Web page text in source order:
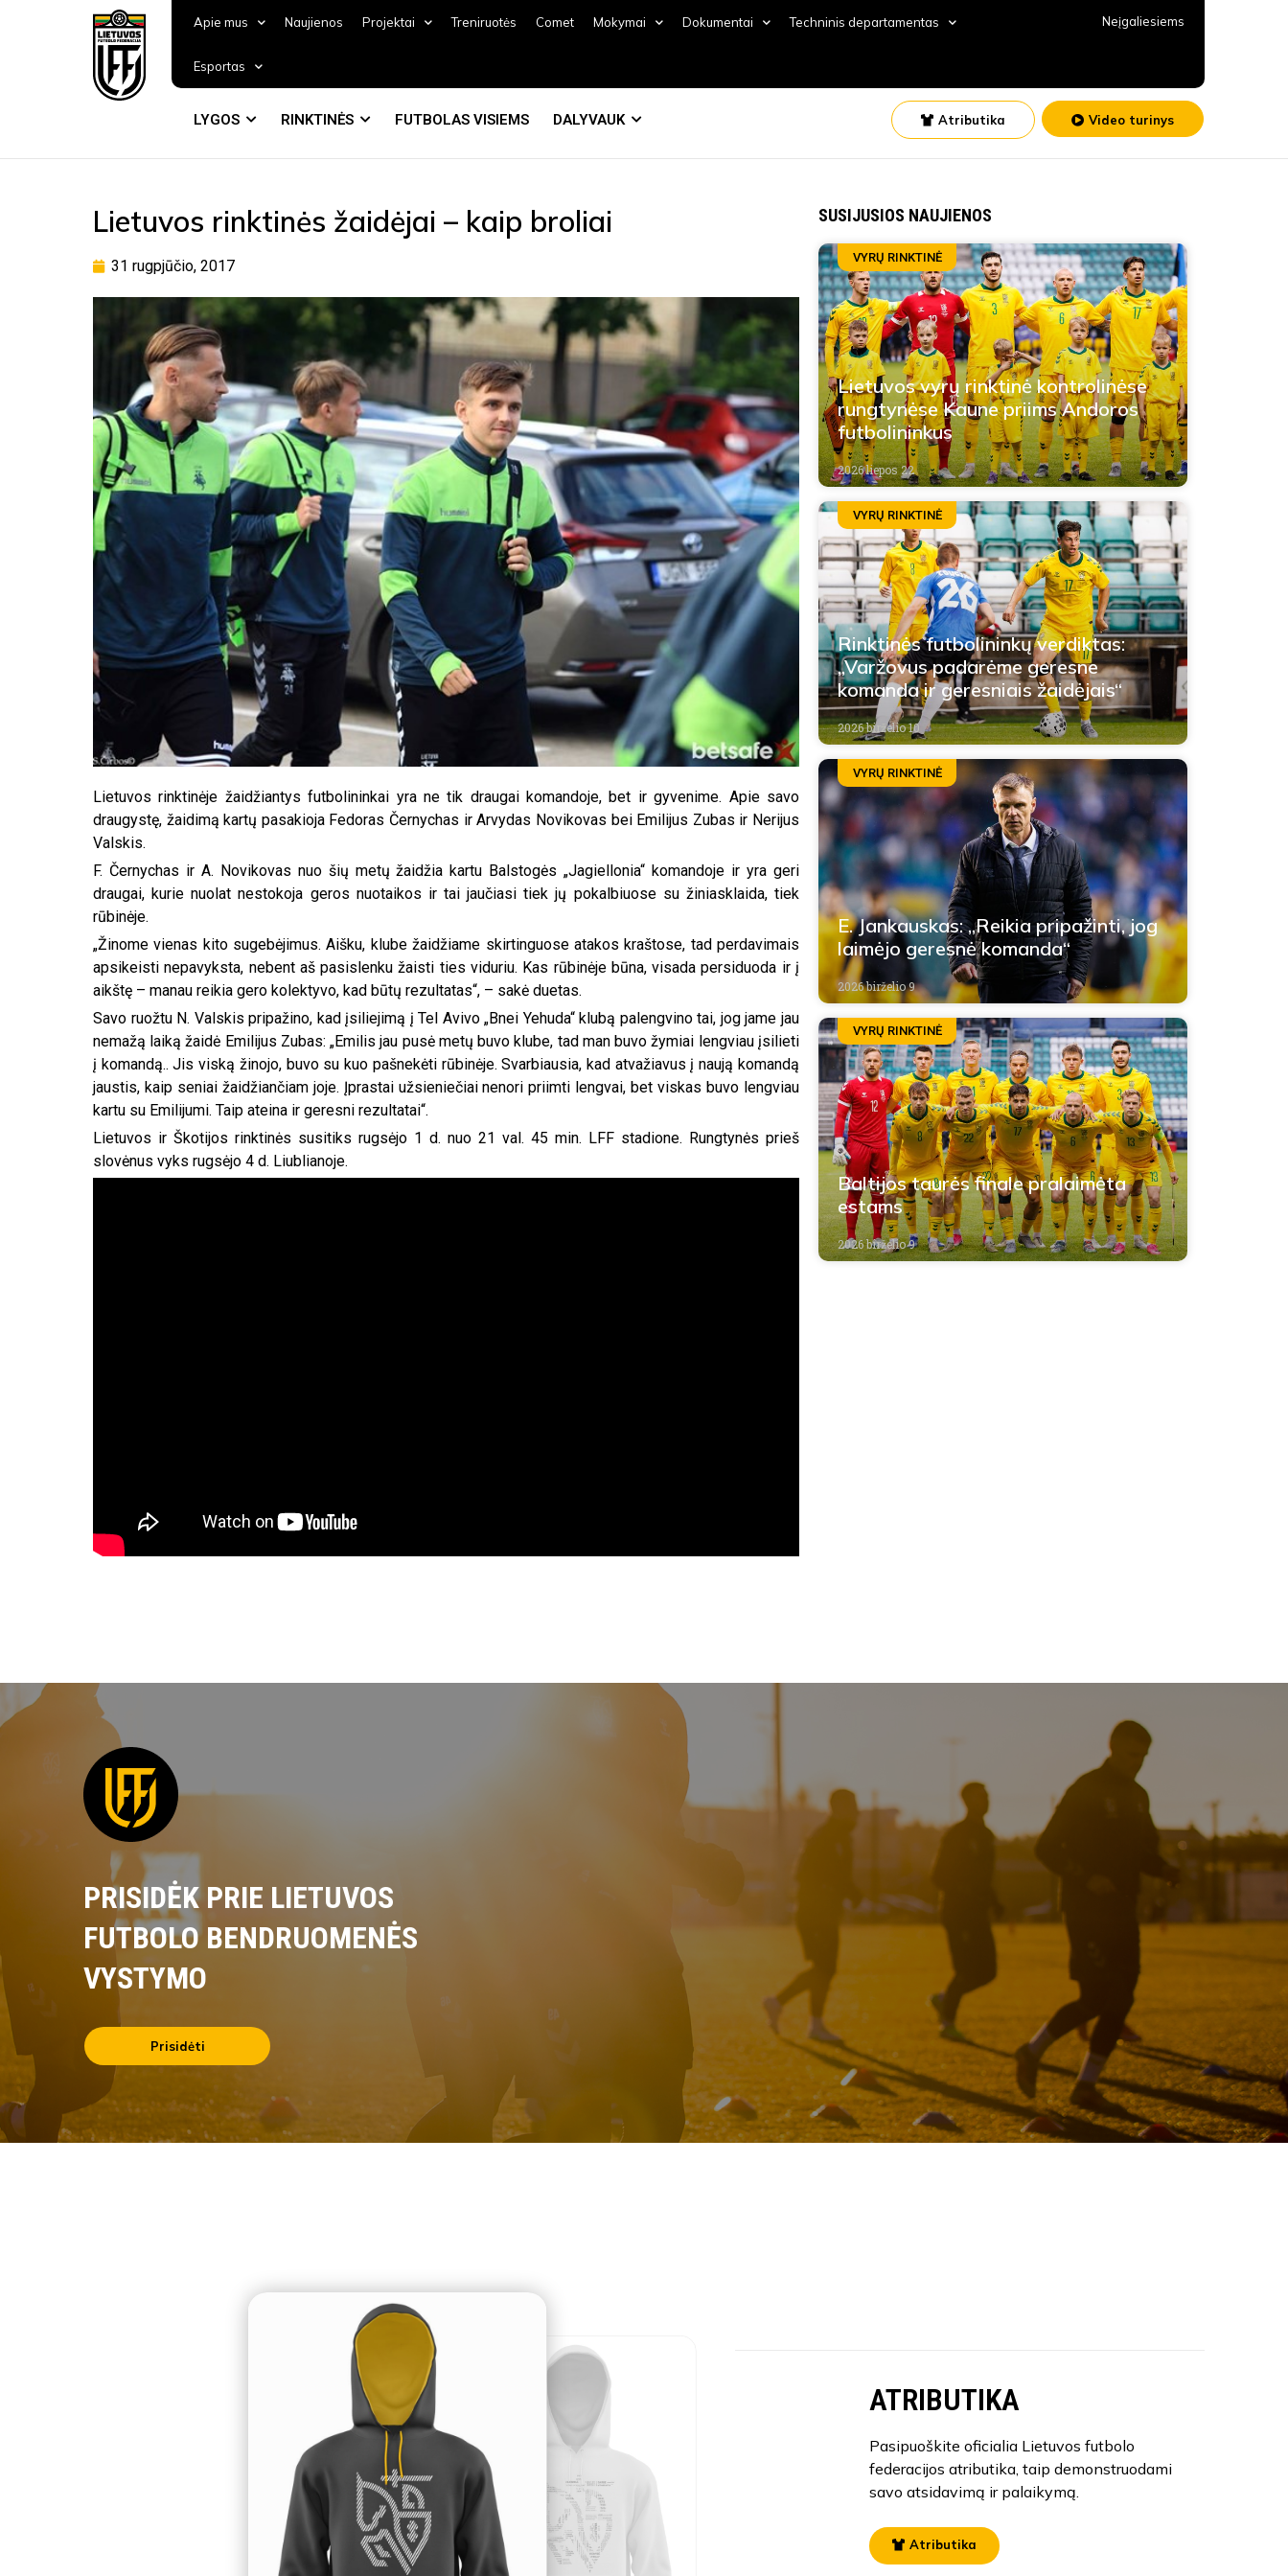
Apie mus Naujienos Projektai Treniruotės Comet Mokymai Dokumentai Techninis departamentas
Esportas
Neįgaliesiems
LYGOS RINKTINĖS FUTBOLAS VISIEMS DALYVAUK Atributika Video turinys
Lietuvos rinktinės žaidėjai – kaip broliai
31 rugpjūčio, 2017
Lietuvos rinktinėje žaidžiantys futbolininkai yra ne tik draugai komandoje, bet ir gyvenime. Apie savo
draugystę, žaidimą kartų pasakioja Fedoras Černychas ir Arvydas Novikovas bei Emilijus Zubas ir Nerijus
Valskis.
F. Černychas ir A. Novikovas nuo šių metų žaidžia kartu Balstogės „Jagiellonia“ komandoje ir yra geri
draugai, kurie nuolat nestokoja geros nuotaikos ir tai jaučiasi tiek jų pokalbiuose su žiniasklaida, tiek
rūbinėje.
„Žinome vienas kito sugebėjimus. Aišku, klube žaidžiame skirtinguose atakos kraštose, tad perdavimais
apsikeisti nepavyksta, nebent aš pasislenku žaisti ties viduriu. Kas rūbinėje būna, visada persiduoda ir į
aikštę – manau reikia gero kolektyvo, kad būtų rezultatas“, – sakė duetas.
Savo ruožtu N. Valskis pripažino, kad įsiliejimą į Tel Avivo „Bnei Yehuda“ klubą palengvino tai, jog jame jau
nemažą laiką žaidė Emilijus Zubas: „Emilis jau pusė metų buvo klube, tad man buvo žymiai lengviau įsilieti
į komandą.. Jis viską žinojo, buvo su kuo pašnekėti rūbinėje. Svarbiausia, kad atvažiavus į naują komandą
jaustis, kaip seniai žaidžiančiam joje. Įprastai užsieniečiai nenori priimti lengvai, bet viskas buvo lengviau
kartu su Emilijumi. Taip ateina ir geresni rezultatai“.
Lietuvos ir Škotijos rinktinės susitiks rugsėjo 1 d. nuo 21 val. 45 min. LFF stadione. Rungtynės prieš
slovėnus vyks rugsėjo 4 d. Liublianoje.
SUSIJUSIOS NAUJIENOS
VYRŲ RINKTINĖ
Lietuvos vyrų rinktinė kontrolinėse
rungtynėse Kaune priims Andoros
futbolininkus
2026 liepos 22
VYRŲ RINKTINĖ
Rinktinės futbolininkų verdiktas:
„Varžovus padarėme geresne
komanda ir geresniais žaidėjais“
2026 birželio 10
VYRŲ RINKTINĖ
E. Jankauskas: „Reikia pripažinti, jog
laimėjo geresnė komanda“
2026 birželio 9
VYRŲ RINKTINĖ
Baltijos taurės finale pralaimėta
estams
2026 birželio 9
PRISIDĖK PRIE LIETUVOS
FUTBOLO BENDRUOMENĖS
VYSTYMO
Prisidėti
ATRIBUTIKA
Pasipuoškite oficialia Lietuvos futbolo
federacijos atributika, taip demonstruodami
savo atsidavimą ir palaikymą.
Atributika